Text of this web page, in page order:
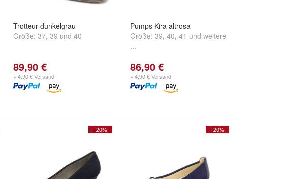
Trotteur dunkelgrau
Größe: 37, 39 und 40
89,90 €
+ 4,90 € Versand
Pumps Kira altrosa
Größe: 39, 40, 41 und weitere
...
86,90 €
+ 4,90 € Versand
- 20% - 20%